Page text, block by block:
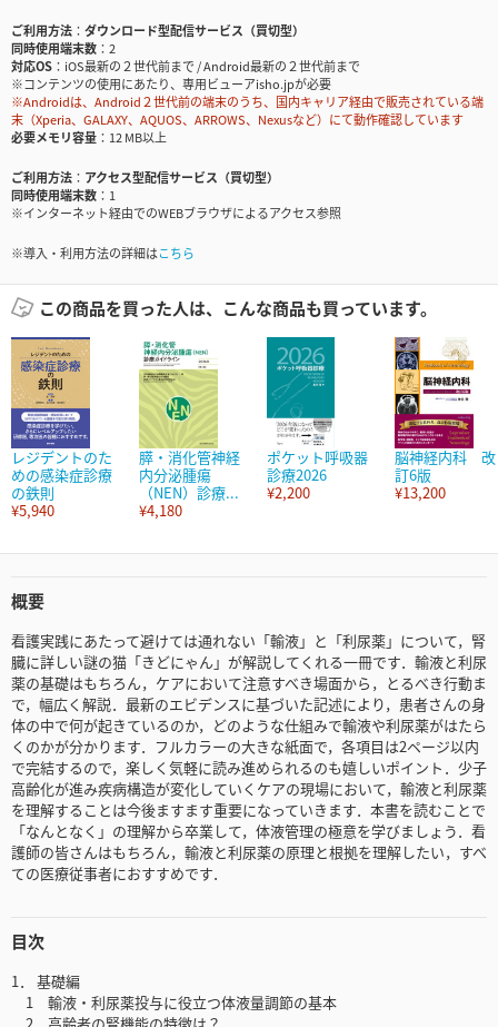
ご利用方法
ダウンロード型配信サービス（買切型）
同時使用端末数
2
対応OS
iOS最新の２世代前まで / Android最新の２世代前まで
※コンテンツの使用にあたり、専用ビューアisho.jpが必要
※Androidは、Android２世代前の端末のうち、国内キャリア経由で販売されている端
末（Xperia、GALAXY、AQUOS、ARROWS、Nexusなど）にて動作確認しています
必要メモリ容量
12 MB以上
ご利用方法
アクセス型配信サービス（買切型）
同時使用端末数
1
※インターネット経由でのWEBブラウザによるアクセス参照
※導入・利用方法の詳細はこちら
この商品を買った人は、こんな商品も買っています。
レジデントのた
めの感染症診療
の鉄則
¥5,940
膵・消化管神経
内分泌腫瘍
（NEN）診療...
¥4,180
ポケット呼吸器
診療2026
¥2,200
脳神経内科 改
訂6版
¥13,200
概要
看護実践にあたって避けては通れない「輸液」と「利尿薬」について，腎
臓に詳しい謎の猫「きどにゃん」が解説してくれる一冊です．輸液と利尿
薬の基礎はもちろん，ケアにおいて注意すべき場面から，とるべき行動ま
で，幅広く解説．最新のエビデンスに基づいた記述により，患者さんの身
体の中で何が起きているのか，どのような仕組みで輸液や利尿薬がはたら
くのかが分かります．フルカラーの大きな紙面で，各項目は2ページ以内
で完結するので，楽しく気軽に読み進められるのも嬉しいポイント．少子
高齢化が進み疾病構造が変化していくケアの現場において，輸液と利尿薬
を理解することは今後ますます重要になっていきます．本書を読むことで
「なんとなく」の理解から卒業して，体液管理の極意を学びましょう．看
護師の皆さんはもちろん，輸液と利尿薬の原理と根拠を理解したい，すべ
ての医療従事者におすすめです．
目次
1． 基礎編
1 輸液・利尿薬投与に役立つ体液量調節の基本